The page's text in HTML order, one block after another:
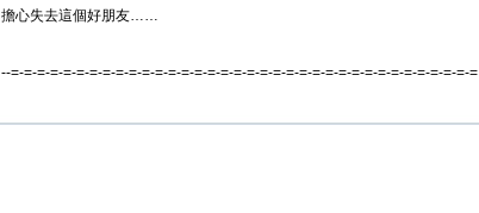
擔心失去這個好朋友……
--=-=-=-=-=-=-=-=-=-=-=-=-=-=-=-=-=-=-=-=-=-=-=-=-=-=-=-=-=-=-=-=-=-=-=-=